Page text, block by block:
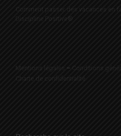
Comment passer des vacances en
Discipline Positive®
Mentions légales – Conditions
Charte de confidentialité